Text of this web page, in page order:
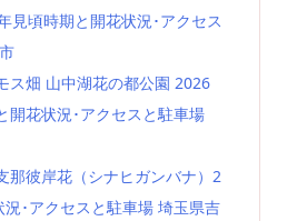
見頃時期と開花状況･アクセス
ス畑 山中湖花の都公園 2026
開花状況･アクセスと駐車場
那彼岸花（シナヒガンバナ）2
･アクセスと駐車場 埼玉県吉